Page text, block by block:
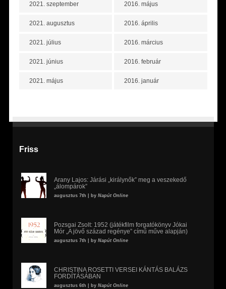
2021. szeptember
2021. augusztus
2021. július
2021. június
2021. május
2016. május
2016. április
2016. március
2016. február
2016. január
Friss
Arany Lajos: Járási „királynők” meg a veszekedő
„álompárok”
augusztus 7th | by Napút Online
Pozsgai Zsolt: 1952 (játékfilm forgatókönyv Jókai
Mór „A jövő század regénye” című műve alapján)
augusztus 7th | by Napút Online
CHRISTINA ROSETTI VERSEI KÁNTÁS BALÁZS
FORDÍTÁSÁBAN
augusztus 6th | by Napút Online